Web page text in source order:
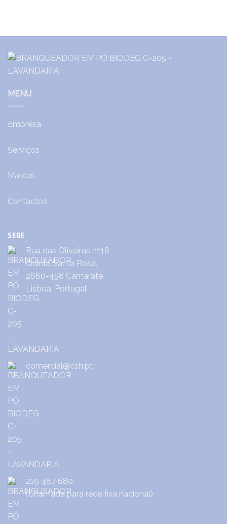
MENU
Empresa
Serviços
Marcas
Contactos
SEDE
Rua das Oliveiras nº18,
Quinta Santa Rosa,
2680-458 Camarate
Lisboa, Portugal
comercial@csh.pt
219 487 680
(Chamada para rede fixa nacional)